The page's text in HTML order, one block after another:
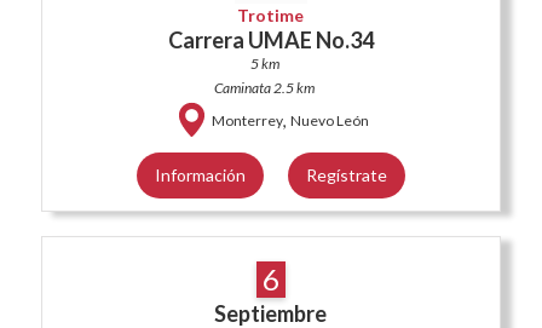
Trotime
Carrera UMAE No.34
5 km
Caminata 2.5 km
Monterrey, Nuevo León
Información Regístrate
6
Septiembre